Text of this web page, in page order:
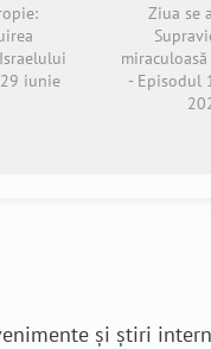
iunie
Ziua se
- Episodul
și știri